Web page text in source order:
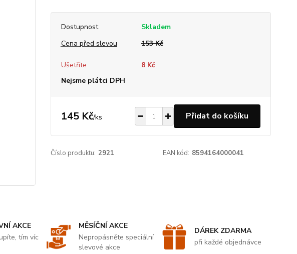
Dostupnost
Skladem
Cena před slevou
153 Kč
Ušetříte
8 Kč
Nejsme plátci DPH
145 Kč/ks Přidat do košíku
Číslo produktu: 2921 EAN kód: 8594164000041
AKCE
tím víc
MĚSÍČNÍ AKCE
Nepropásněte speciální
slevové akce
DÁREK ZDARMA
při každé objednávce